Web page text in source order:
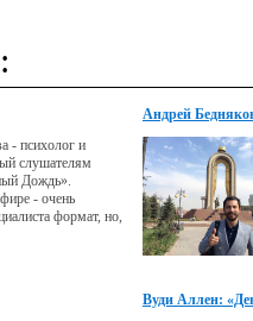
- психолог и
слушателям
Дождь».
- очень
формат, но,
проблемах.
Андрей
Вуди Аллен: